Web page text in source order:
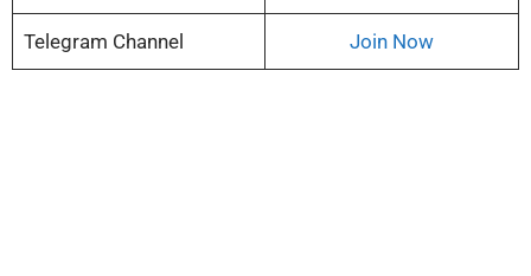
Telegram Channel Join Now